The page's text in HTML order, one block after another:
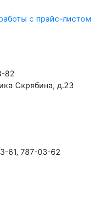
с прайс-листом
82
Скрябина, д.23
61, 787-03-62